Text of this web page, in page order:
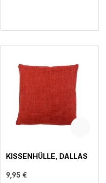
KISSENHÜLLE, DALLAS
9,95 €